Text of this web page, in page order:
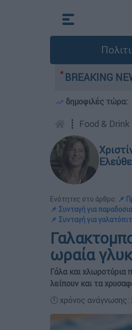
BREAKING
Γερμανό μετά τη
δημοφιλές τώρα:
┋ Food & Drink
Ενότητες στο άρθρο: 📌
📌 Συνταγή για
📌 Συνταγή για
ωραία
Γάλα και χλωροτύρια
λείπουν και τα
🕛 χρόνος